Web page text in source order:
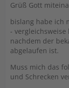
Grüß Gott
bislang habe ich
-
nachdem der
abgelaufen ist.
Muss mich das
und Schrecken